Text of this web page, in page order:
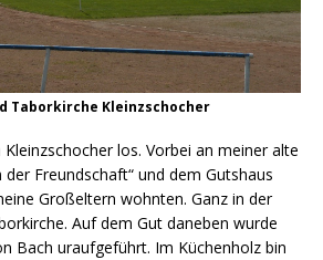
Taborkirche Kleinzschocher
los. Vorbei an meiner alte
der Freundschaft“ und dem Gutshaus
Großeltern wohnten. Ganz in der
Auf dem Gut daneben wurde
Bach uraufgeführt. Im Küchenholz bin